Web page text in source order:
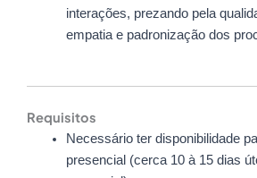
interações, prezando pela
empatia e padronização dos
Requisitos
Necessário ter disponibilidade
presencial (cerca 10 à 15 dias